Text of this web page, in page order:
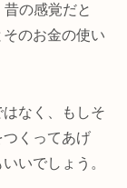
の感覚だと
のお金の使い
なく、もしそ
くってあげ
いでしょう。